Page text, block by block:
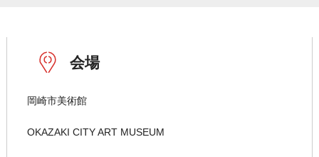
会場
岡崎市美術館
OKAZAKI CITY ART MUSEUM